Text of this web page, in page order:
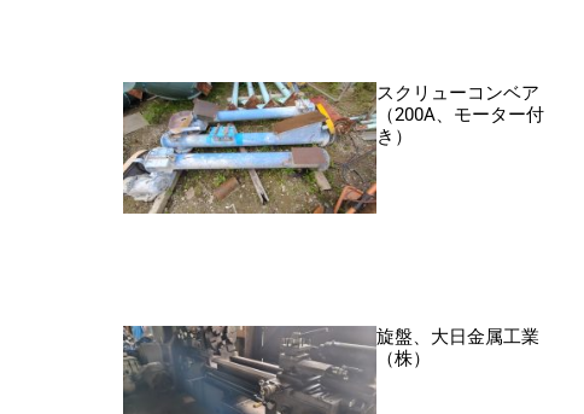
スクリューコンベア
（200A、モーター付
き）
旋盤、大日金属工業
（株）